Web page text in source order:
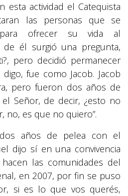
esta actividad el Catequista
las personas que se
ofrecer su vida al
de él surgió una pregunta,
pero decidió permanecer
fue como Jacob. Jacob
pero fueron dos años de
Señor, de decir, ¿esto no
no, es que no quiero”.
años de pelea con el
dijo sí en una convivencia
las comunidades del
en 2007, por fin se puso
si es lo que vos querés,